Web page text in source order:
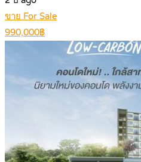
ขาย For Sale
990,000฿